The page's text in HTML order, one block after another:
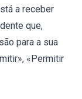
a receber
que,
para a sua
«Permitir